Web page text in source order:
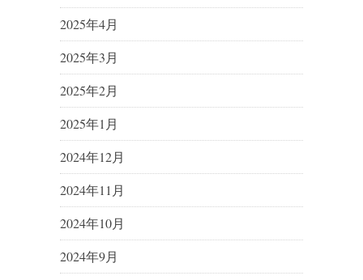
2025年4月
2025年3月
2025年2月
2025年1月
2024年12月
2024年11月
2024年10月
2024年9月